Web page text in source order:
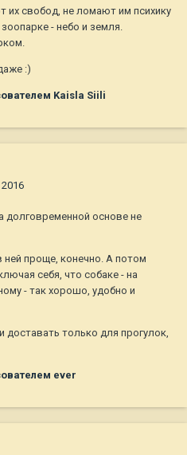
их свобод, не ломают им психику
- небо и земля.
:)
Kaisla Siili
долговременной основе не
ней проще, конечно. А потом
себя, что собаке - на
- так хорошо, удобно и
только для прогулок,
ever